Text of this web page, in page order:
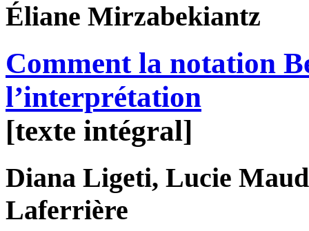
Éliane Mirzabekiantz
Comment la notation
l’interprétation
[texte intégral]
Diana Ligeti, Lucie
Laferrière